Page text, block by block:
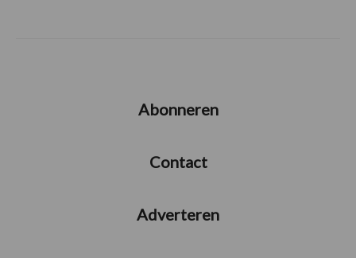
Abonneren
Contact
Adverteren